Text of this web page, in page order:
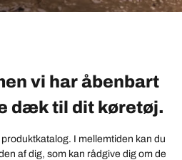
vi har åbenbart
dæk til dit køretøj.
I mellemtiden kan du
af dig, som kan rådgive dig om de